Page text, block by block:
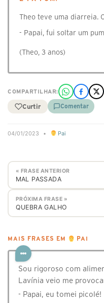
Theo teve uma diarreia.
- Papai, fui soltar um
(Theo, 3 anos)
COMPARTILHAR:
Curtir Comentar
04/01/2023 • Pai
« FRASE ANTERIOR
MAL PASSADA
PRÓXIMA FRASE »
QUEBRA GALHO
MAIS FRASES EM PAI
Sou rigoroso com
Lavínia veio me
- Papai, eu tomei picolé!